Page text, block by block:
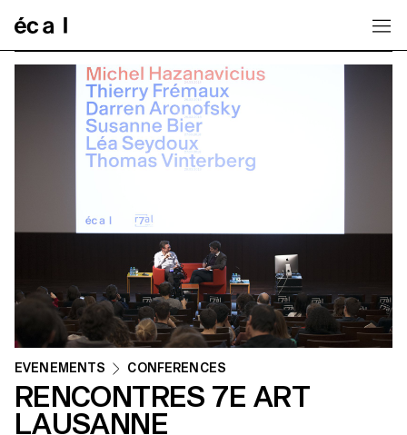
ÉVÉNEMENTS CONFERENCES
RENCONTRES 7E ART
LAUSANNE